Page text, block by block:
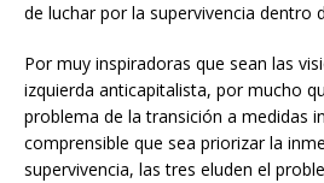
de luchar por la supervivencia dentro
Por muy inspiradoras que sean las
izquierda anticapitalista, por mucho
problema de la transición a medidas
comprensible que sea priorizar la
supervivencia, las tres eluden el